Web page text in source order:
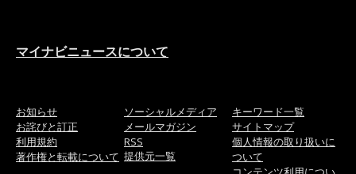
マイナビニュースについて
お知らせ
お詫びと訂正
利用規約
著作権と転載について
ソーシャルメディア
メールマガジン
RSS
提供元一覧
キーワード一覧
サイトマップ
個人情報の取り扱いに
ついて